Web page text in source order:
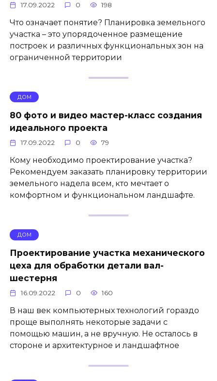
17.09.2022 0 198
Что означает понятие? Планировка земельного
участка – это упорядоченное размещение
построек и различных функциональных зон на
ограниченной территории
ДОМ
80 фото и видео мастер-класс создания
идеального проекта
17.09.2022 0 79
Кому необходимо проектирование участка?
Рекомендуем заказать планировку территории
земельного надела всем, кто мечтает о
комфортном и функциональном ландшафте.
ДОМ
Проектирование участка механического
цеха для обработки детали вал-
шестерня
16.09.2022 0 160
В наш век компьютерных технологий гораздо
проще выполнять некоторые задачи с
помощью машин, а не вручную. Не осталось в
стороне и архитектурное и ландшафтное